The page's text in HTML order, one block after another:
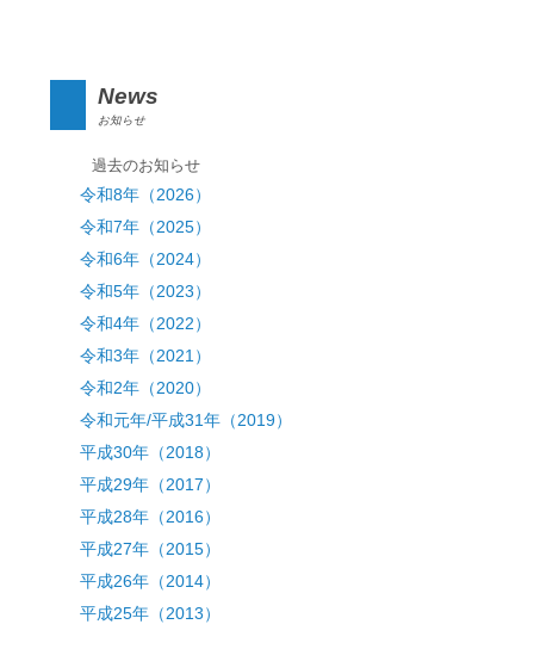
News
お知らせ
過去のお知らせ
令和8年（2026）
令和7年（2025）
令和6年（2024）
令和5年（2023）
令和4年（2022）
令和3年（2021）
令和2年（2020）
令和元年/平成31年（2019）
平成30年（2018）
平成29年（2017）
平成28年（2016）
平成27年（2015）
平成26年（2014）
平成25年（2013）